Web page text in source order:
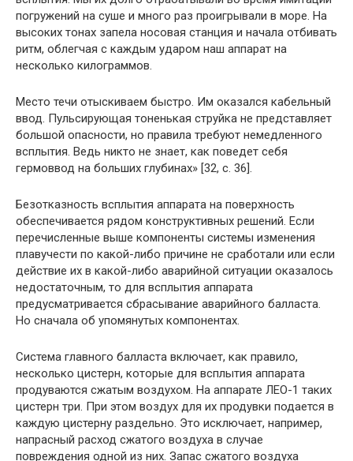
погружений на суше и много раз проигрывали в море. На
высоких тонах запела носовая станция и начала отбивать
ритм, облегчая с каждым ударом наш аппарат на
несколько килограммов.
Место течи отыскиваем быстро. Им оказался кабельный
ввод. Пульсирующая тоненькая струйка не представляет
большой опасности, но правила требуют немедленного
всплытия. Ведь никто не знает, как поведет себя
гермоввод на больших глубинах» [32, с. 36].
Безотказность всплытия аппарата на поверхность
обеспечивается рядом конструктивных решений. Если
перечисленные выше компоненты системы изменения
плавучести по какой-либо причине не сработали или если
действие их в какой-либо аварийной ситуации оказалось
недостаточным, то для всплытия аппарата
предусматривается сбрасывание аварийного балласта.
Но сначала об упомянутых компонентах.
Система главного балласта включает, как правило,
несколько цистерн, которые для всплытия аппарата
продуваются сжатым воздухом. На аппарате ЛЕО-1 таких
цистерн три. При этом воздух для их продувки подается в
каждую цистерну раздельно. Это исключает, например,
напрасный расход сжатого воздуха в случае
повреждения одной из них. Запас сжатого воздуха